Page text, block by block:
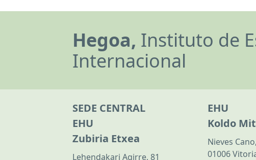
Hegoa, Instituto de
Internacional
SEDE CENTRAL
EHU
Zubiria Etxea
Lehendakari Agirre, 81
EHU
Koldo
Nieves
01006